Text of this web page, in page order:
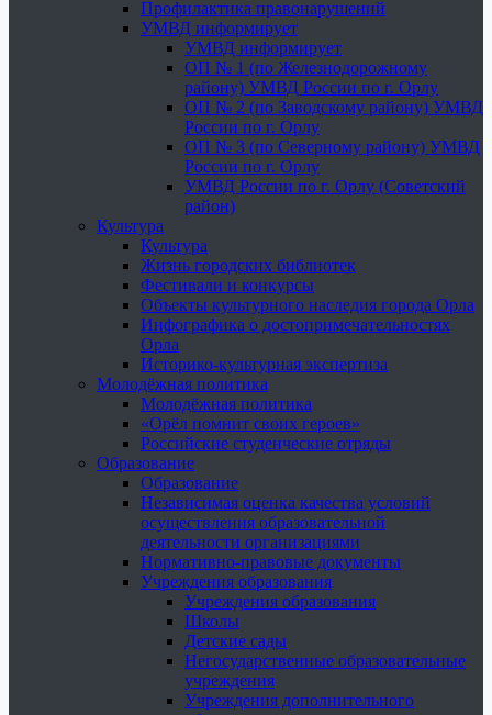
Профилактика правонарушений
УМВД информирует
УМВД информирует
ОП № 1 (по Железнодорожному
району) УМВД России по г. Орлу
ОП № 2 (по Заводскому району) УМВД
России по г. Орлу
ОП № 3 (по Северному району) УМВД
России по г. Орлу
УМВД России по г. Орлу (Советский
район)
Культура
Культура
Жизнь городских библиотек
Фестивали и конкурсы
Объекты культурного наследия города Орла
Инфографика о достопримечательностях
Орла
Историко-культурная экспертиза
Молодёжная политика
Молодёжная политика
«Орёл помнит своих героев»
Российские студенческие отряды
Образование
Образование
Независимая оценка качества условий
осуществления образовательной
деятельности организациями
Нормативно-правовые документы
Учреждения образования
Учреждения образования
Школы
Детские сады
Негосударственные образовательные
учреждения
Учреждения дополнительного